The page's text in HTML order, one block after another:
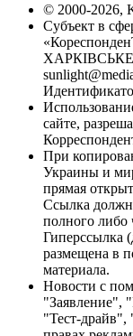
© 2000-2026,
Субъект в
ХАРКІВСЬКЕ
сайте,
При
Украины и
прямая
Ссылка
полного либо
Гиперссылка
размещена в
материала.
Новости с
"Заявление",
"Тест-